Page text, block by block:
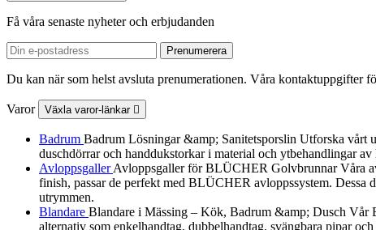
Få våra senaste nyheter och erbjudanden
Du kan när som helst avsluta prenumerationen. Våra kontaktuppgifter
Varor Växla varor-länkar 
Badrum Badrum Lösningar &amp; Sanitetsporslin Utforska vårt
duschdörrar och handdukstorkar i material och ytbehandlingar
AvloppsgallerAvloppsgaller för BLÜCHER Golvbrunnar Våra
finish, passar de perfekt med BLÜCHER avloppssystem. Dessa
utrymmen.
Blandare Blandare i Mässing – Kök, Badrum &amp; Dusch Vår
alternativ som enkelhandtag, dubbelhandtag, svängbara pipar